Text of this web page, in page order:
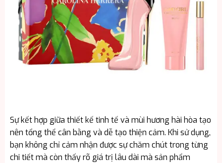
Sự kết hợp giữa thiết kế tinh tế và mùi hương hài hòa tạo
nên tổng thể cân bằng và dễ tạo thiện cảm. Khi sử dụng,
bạn không chỉ cảm nhận được sự chăm chút trong từng
chi tiết mà còn thấy rõ giá trị lâu dài mà sản phẩm